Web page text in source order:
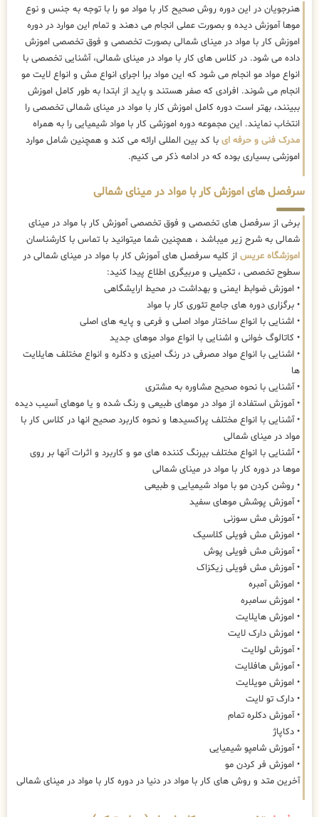
هنرجویان در این دوره روش صحیح کار با مواد مو را با توجه به جنس و نوع
موها آموزش دیده و بصورت عملی انجام می دهند و تمام این موارد در دوره
اموزش کار با مواد در مینای شمالی بصورت تخصصی و فوق تخصصی اموزش
داده می شود. در کلاس های کار با مواد در مینای شمالی، آشنایی تخصصی با
انواع مواد مو انجام می شود که این مواد برا اجرای انواع مش و انواع لایت مو
انجام می شوند. افرادی که صفر هستند و باید از ابتدا به طور کامل اموزش
ببینند، بهتر است دوره کامل اموزش کار با مواد در مینای شمالی تخصصی را
انتخاب نمایند. این مجموعه دوره اموزشی کار با مواد شیمیایی را به همراه
مدرک فنی و حرفه ای با کد بین المللی ارائه می کند و همچنین شامل موارد
اموزشی بسیاری بوده که در ادامه ذکر می کنیم.
سرفصل های اموزش کار با مواد در مینای شمالی
برخی از سرفصل های تخصصی و فوق تخصصی آموزش کار با مواد در مینای
شمالی به شرح زیر میباشد ، همچنین شما میتوانید با تماس با کارشناسان
اموزشگاه عریس از کلیه سرفصل های آموزش کار با مواد در مینای شمالی در
سطوح تخصصی ، تکمیلی و مربیگری اطلاع پیدا کنید:
• اموزش ضوابط ایمنی و بهداشت در محیط ارایشگاهی
• برگزاری دوره های جامع تئوری کار با مواد
• اشنایی با انواع ساختار مواد اصلی و فرعی و پایه های اصلی
• کاتالوگ خوانی و اشنایی با انواع مواد موهای جدید
• اشنایی با انواع مواد مصرفی در رنگ امیزی و دکلره و انواع مختلف هایلایت
ها
• آشنایی با نحوه صحیح مشاوره به مشتری
• آموزش استفاده از مواد در موهای طبیعی و رنگ شده و یا موهای آسیب دیده
• آشنایی با انواع مختلف پراکسیدها و نحوه کاربرد صحیح انها در کلاس کار با
مواد در مینای شمالی
• آشنایی با انواع مختلف بیرنگ کننده های مو و کاربرد و اثرات آنها بر روی
موها در دوره کار با مواد در مینای شمالی
• روشن کردن مو با مواد شیمیایی و طبیعی
• آموزش پوشش موهای سفید
• آموزش مش سوزنی
• اموزش مش فویلی کلاسیک
• آموزش مش فویلی پوش
• آموزش مش فویلی زیکزاک
• اموزش آمبره
• اموزش سامبره
• اموزش هایلایت
• اموزش دارک لایت
• آموزش لولایت
• آموزش هافلایت
• اموزش مویلایت
• دارک تو لایت
• آموزش دکلره تمام
• دکاپاژ
• آموزش شامپو شیمیایی
• اموزش فر کردن مو
آخرین متد و روش های کار با مواد در دنیا در دوره کار با مواد در مینای شمالی